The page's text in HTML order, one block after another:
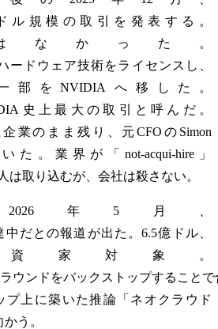
ル規模の取引を発表する。
なかった。
ードウェア技術をライセンスし、
部をNVIDIAへ移した。
史上最大の取引と呼んだ。
業のまま残り、元CFOのSimon
た。業界が「not-acqui-hire」
は取り込むが、会社は殺さない。
年5月、
だとの報道が出た。6.5億ドル、
家対象。
ウンドをバックストップすること
プ上に築いた推論「ネオクラウド
う。